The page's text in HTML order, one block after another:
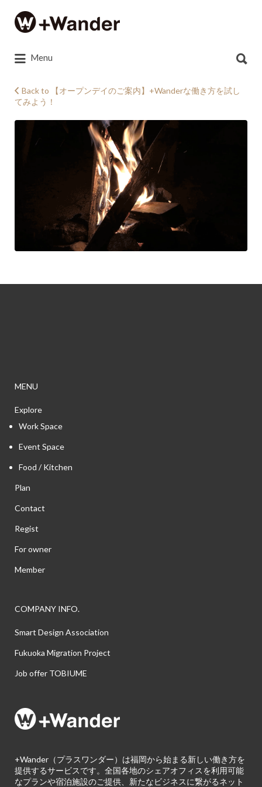
Search
for:
Menu
for:
takibi2-
Back to 【オープンデイのご案内】+Wanderな働き方を試し
てみよう！
MENU
Explore
Work Space
Event Space
Food / Kitchen
Plan
Contact
Regist
For owner
Member
COMPANY INFO.
Smart Design Association
Fukuoka Migration Project
Job offer TOBIUME
+Wander（プラスワンダー）は福岡から始まる新しい働き方を
提供するサービスです。全国各地のシェアオフィスを利用可能
なプランや宿泊施設のご提供、新たなビジネスに繋がるネット